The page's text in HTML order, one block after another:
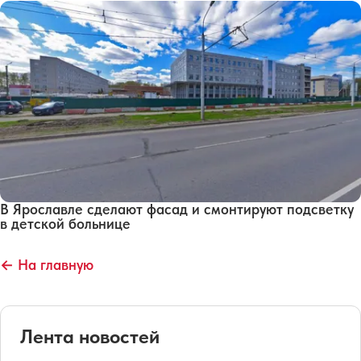
В Ярославле сделают фасад и смонтируют подсветку
в детской больнице
← На главную
Лента новостей